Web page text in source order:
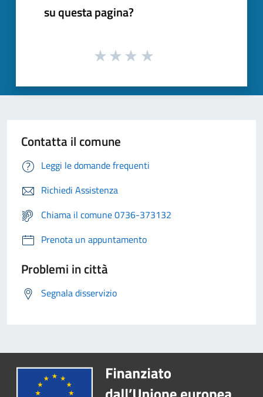
su questa pagina?
Contatta il comune
Leggi le domande frequenti
Richiedi Assistenza
Chiama il comune 0736-373132
Prenota un appuntamento
Problemi in città
Segnala disservizio